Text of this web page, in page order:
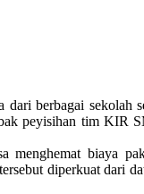
berbagai sekolah
peyisihan tim KIR
menghemat biaya
diperkuat dari